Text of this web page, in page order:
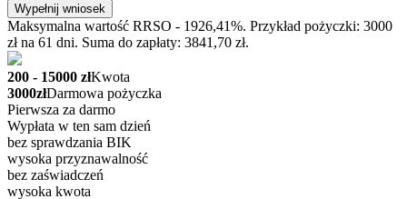
Wypełnij wniosek
Maksymalna wartość RRSO - 1926,41%. Przykład pożyczki: 3000
zł na 61 dni. Suma do zapłaty: 3841,70 zł.
200 - 15000 złKwota
3000złDarmowa pożyczka
Pierwsza za darmo
Wypłata w ten sam dzień
bez sprawdzania BIK
wysoka przyznawalność
bez zaświadczeń
wysoka kwota